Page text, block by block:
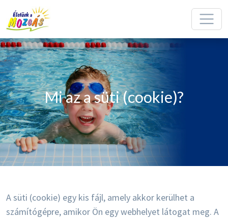
Mi az a süti (cookie)?
A süti (cookie) egy kis fájl, amely akkor kerülhet a
számítógépre, amikor Ön egy webhelyet látogat meg. A